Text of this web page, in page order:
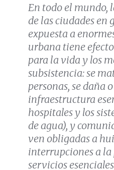
En todo el mundo,
de las ciudades en
expuesta a
urbana tiene
para la vida y los
subsistencia: se
personas, se daña
infraestructura
hospitales y los
de agua), y
ven obligadas a
interrupciones a la
servicios